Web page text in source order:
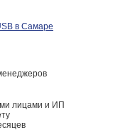
в Самаре
лицами и ИП